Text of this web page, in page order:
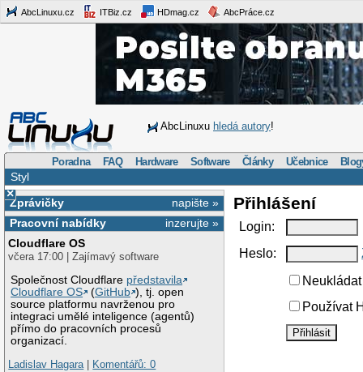
AbcLinuxu.cz ITBiz.cz HDmag.cz AbcPráce.cz
AbcLinuxu hledá autory!
Poradna FAQ Hardware Software Články Učebnice
Styl
×
napište »
Zprávičky
inzerujte »
Pracovní nabídky
Cloudflare OS
včera 17:00 | Zajímavý software
Společnost Cloudflare představila
Cloudflare OS
(GitHub ), tj. open
source platformu navrženou pro
integraci umělé inteligence (agentů)
přímo do pracovních procesů
organizací.
Ladislav Hagara| Komentářů: 0
Přihlášení
Login:
Heslo:
Používat